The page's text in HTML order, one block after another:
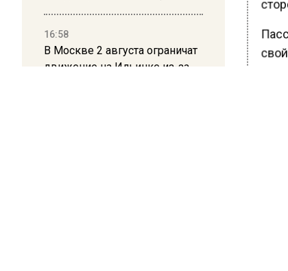
16:58
В Москве 2 августа ограничат
движение на Ильинке из-за